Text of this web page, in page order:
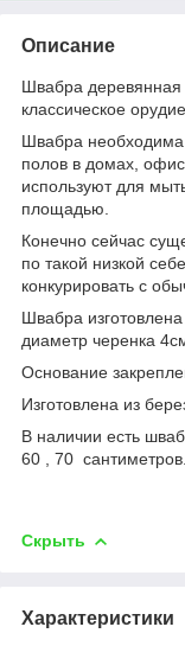
Описание
Швабра
классическое
Швабра
полов в домах,
используют для
площадью.
Конечно сейчас
по такой низкой
конкурировать с
Швабра
диаметр черенка
Основание
Изготовлена из
В наличии есть
60 , 70 сантиметров.
Скрыть
Характеристики